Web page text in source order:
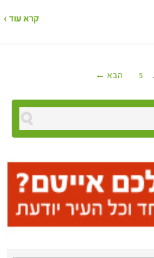
קרא עוד ›
5 הבא ←